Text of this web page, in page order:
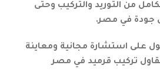
من التوريد والتركيب وحتى
جودة في مصر.
على استشارة مجانية ومعاينة
تركيب قرميد في مصر